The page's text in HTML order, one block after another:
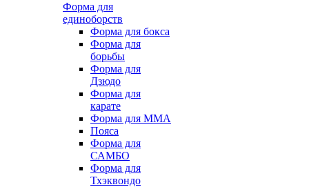
Форма для
единоборств
Форма для бокса
Форма для
борьбы
Форма для
Дзюдо
Форма для
карате
Форма для MMA
Пояса
Форма для
САМБО
Форма для
Тхэквондо